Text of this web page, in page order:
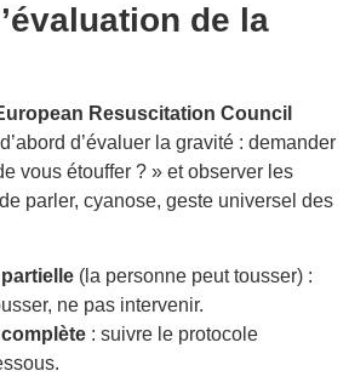
de la
Resuscitation Council
d’évaluer la gravité : demander
vous étouffer ? » et observer les
parler, cyanose, geste universel des
(la personne peut tousser) :
ne pas intervenir.
: suivre le protocole